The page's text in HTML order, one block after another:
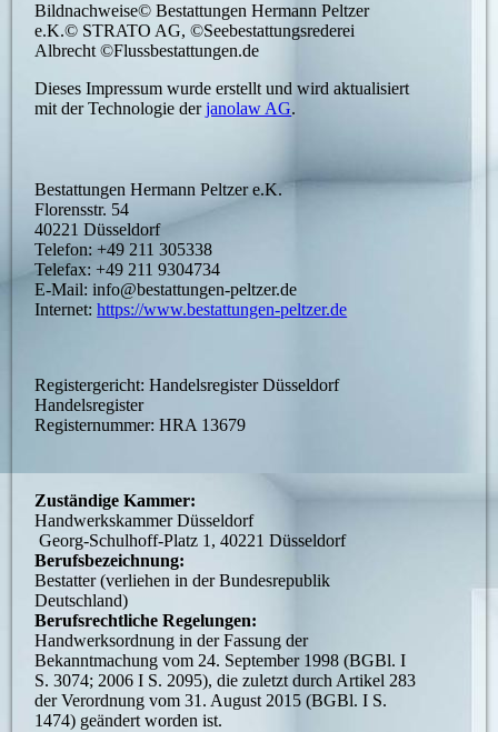
Bildnachweise© Bestattungen Hermann Peltzer
e.K.© STRATO AG, ©Seebestattungsrederei
Albrecht ©Flussbestattungen.de
Dieses Impressum wurde erstellt und wird aktualisiert
mit der Technologie derjanolaw AG.
Bestattungen Hermann Peltzer e.K.
Florensstr. 54
40221 Düsseldorf
Telefon: +49 211 305338
Telefax: +49 211 9304734
E-Mail: info@bestattungen-peltzer.de
Internet:https://www.bestattungen-peltzer.de
Registergericht: Handelsregister Düsseldorf
Handelsregister
Registernummer: HRA 13679
Zuständige Kammer:
Handwerkskammer Düsseldorf
Georg-Schulhoff-Platz 1, 40221 Düsseldorf
Berufsbezeichnung:
Bestatter (verliehen in der Bundesrepublik
Deutschland)
Berufsrechtliche Regelungen:
Handwerksordnung in der Fassung der
Bekanntmachung vom 24. September 1998 (BGBl. I
S. 3074; 2006 I S. 2095), die zuletzt durch Artikel 283
der Verordnung vom 31. August 2015 (BGBl. I S.
1474) geändert worden ist.